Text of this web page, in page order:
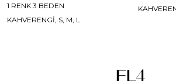
1 RENK 3 BEDEN
KAHVERENGİ, S, M, L